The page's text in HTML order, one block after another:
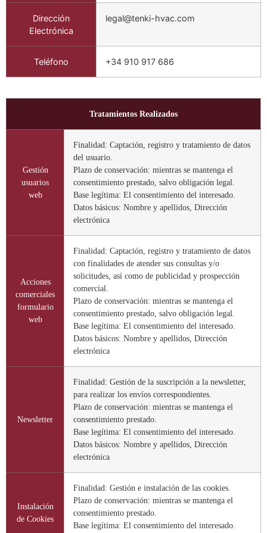
Dirección
Electrónica
legal@tenki-hvac.com
Teléfono +34 910 917 686
Tratamientos Realizados
Gestión
usuarios
web
Finalidad: Captación, registro y tratamiento de datos
del usuario.
Plazo de conservación: mientras se mantenga el
consentimiento prestado, salvo obligación legal.
Base legítima: El consentimiento del interesado.
Datos básicos: Nombre y apellidos, Dirección
electrónica
Acciones
comerciales
formulario
web
Finalidad: Captación, registro y tratamiento de datos
con finalidades de atender sus consultas y/o
solicitudes, así como de publicidad y prospección
comercial.
Plazo de conservación: mientras se mantenga el
consentimiento prestado, salvo obligación legal.
Base legítima: El consentimiento del interesado.
Datos básicos: Nombre y apellidos, Dirección
electrónica
Newsletter
Finalidad: Gestión de la suscripción a la newsletter,
para realizar los envíos correspondientes.
Plazo de conservación: mientras se mantenga el
consentimiento prestado.
Base legítima: El consentimiento del interesado.
Datos básicos: Nombre y apellidos, Dirección
electrónica
Instalación
de Cookies
Finalidad: Gestión e instalación de las cookies.
Plazo de conservación: mientras se mantenga el
consentimiento prestado.
Base legítima: El consentimiento del interesado.